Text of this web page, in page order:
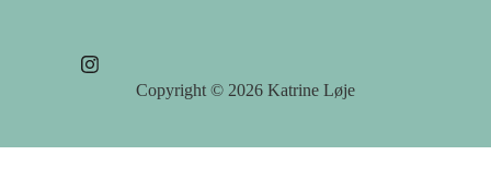
Copyright © 2026 Katrine Løje